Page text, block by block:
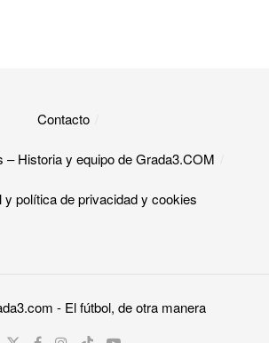
Contacto
– Historia y equipo de Grada3.COM
y política de privacidad y cookies​
- El fútbol, de otra manera